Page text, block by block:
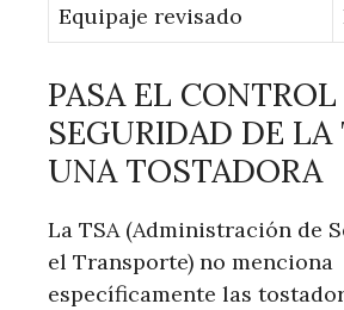
Equipaje revisado
PASA EL CONTROL
SEGURIDAD DE LA
UNA TOSTADORA
La TSA (Administración de
el Transporte) no menciona
específicamente las